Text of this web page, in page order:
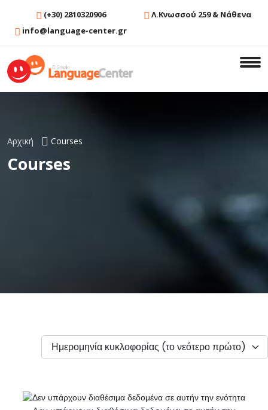
(+30) 2810320906
Λ.Κνωσσού 259 & Νάθενα
info@language-center.gr
Αρχική Courses
Courses
Ημερομηνία κυκλοφορίας (το νεότερο πρώτο)